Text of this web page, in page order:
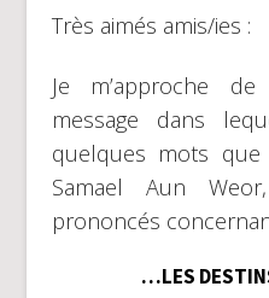
Très aimés amis/ies :
Je m’approche
message dans
quelques mots que
Samael Aun
prononcés
…LES